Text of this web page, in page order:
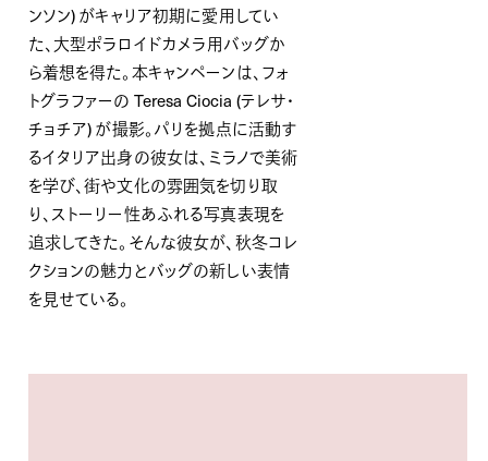
ンソン) がキャリア初期に愛用してい
た、大型ポラロイドカメラ用バッグか
ら着想を得た。本キャンペーンは、フォ
トグラファーの Teresa Ciocia (テレサ・
チョチア) が撮影。パリを拠点に活動す
るイタリア出身の彼女は、ミラノで美術
を学び、街や文化の雰囲気を切り取
り、ストーリー性あふれる写真表現を
追求してきた。そんな彼女が、秋冬コレ
クションの魅力とバッグの新しい表情
を見せている。